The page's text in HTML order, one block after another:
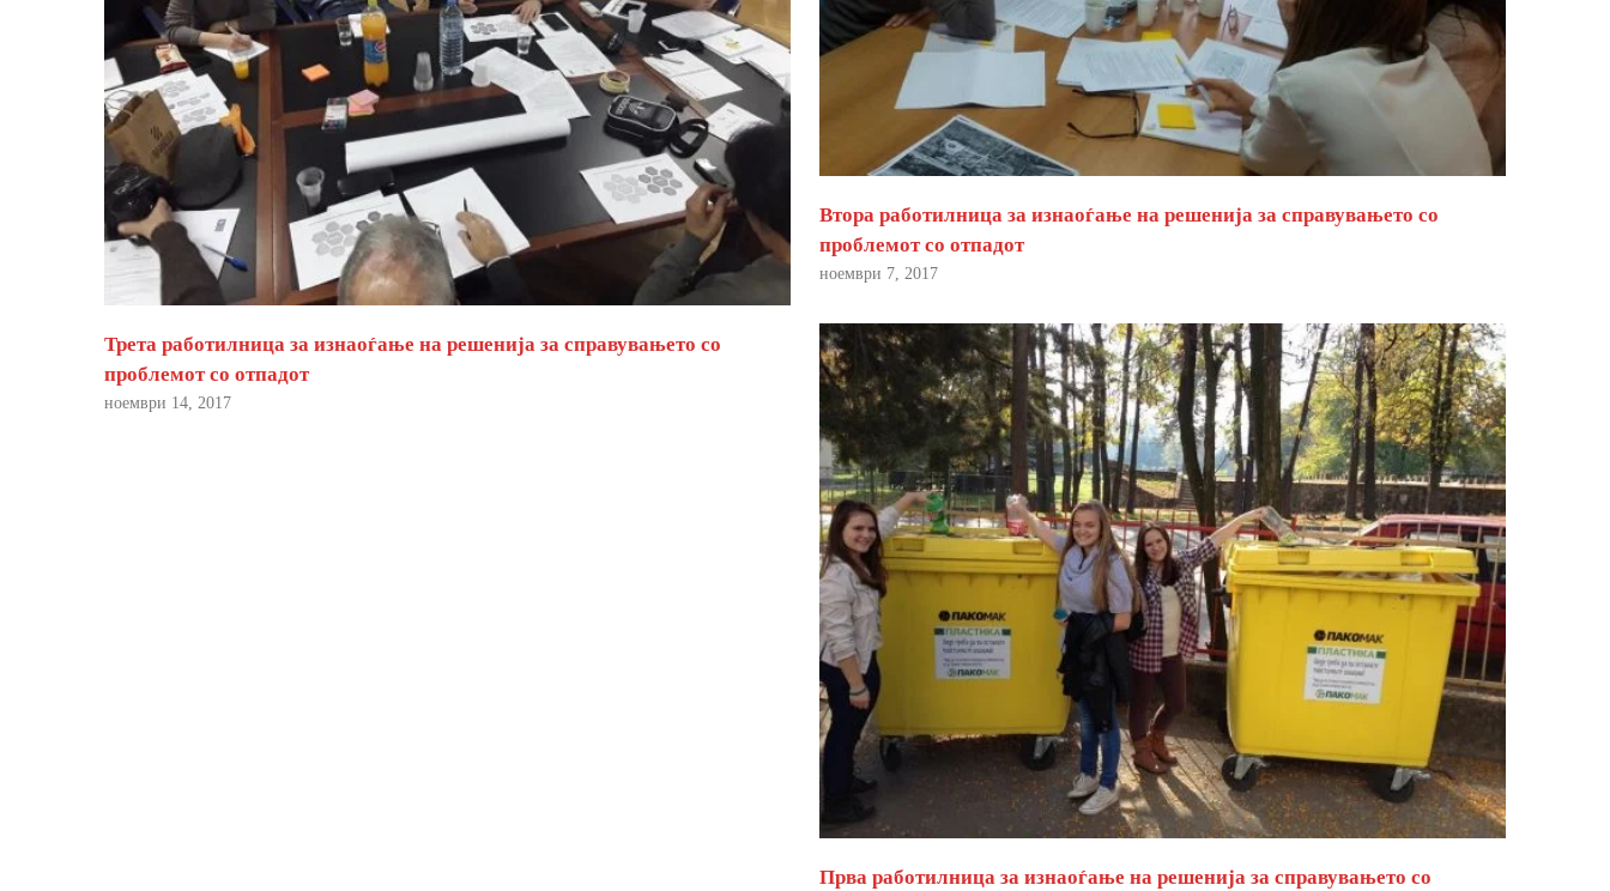
Трета работилница за изнаоѓање на решенија за справувањето со
проблемот со отпадот
ноември 14, 2017
Втора работилница за изнаоѓање на решенија за справувањето со
проблемот со отпадот
ноември 7, 2017
Прва работилница за изнаоѓање на решенија за справувањето со